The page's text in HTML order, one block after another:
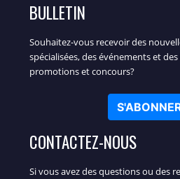
BULLETIN
Souhaitez-vous recevoir des
spécialisées, des événements et
promotions et concours?
CONTACTEZ-NOUS
Si vous avez des questions ou des